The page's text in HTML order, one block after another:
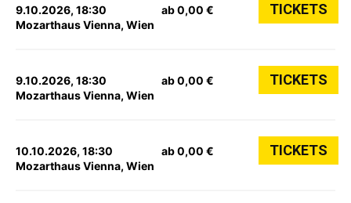
9.10.2026, 18:30
Mozarthaus Vienna, Wien
ab 0,00 € TICKETS
9.10.2026, 18:30
Mozarthaus Vienna, Wien
ab 0,00 € TICKETS
10.10.2026, 18:30
Mozarthaus Vienna, Wien
ab 0,00 € TICKETS